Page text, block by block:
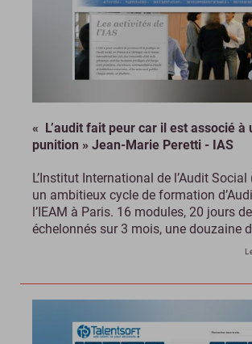
« L’audit fait peur car il est associé à
punition » Jean-Marie Peretti - IAS
L’Institut International de l’Audit
un ambitieux cycle de formation
l’IEAM à Paris. 16 modules, 20 jours
échelonnés sur 3 mois, une douzaine